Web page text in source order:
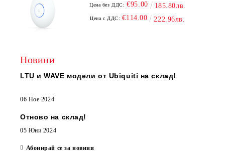
Цена без ДДС: €95.00 185.80лв.
Цена с ДДС: €114.00 222.96лв.
Новини
LTU и WAVE модели от Ubiquiti на склад!
06 Ное 2024
Отново на склад!
05 Юни 2024
Абонирай се за новини